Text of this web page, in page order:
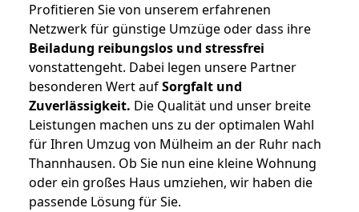
Profitieren Sie von unserem erfahrenen
Netzwerk für günstige Umzüge oder dass ihre
Beiladung reibungslos und stressfrei
vonstattengeht. Dabei legen unsere Partner
besonderen Wert aufSorgfalt und
Zuverlässigkeit. Die Qualität und unser breite
Leistungen machen uns zu der optimalen Wahl
für Ihren Umzug von Mülheim an der Ruhr nach
Thannhausen. Ob Sie nun eine kleine Wohnung
oder ein großes Haus umziehen, wir haben die
passende Lösung für Sie.